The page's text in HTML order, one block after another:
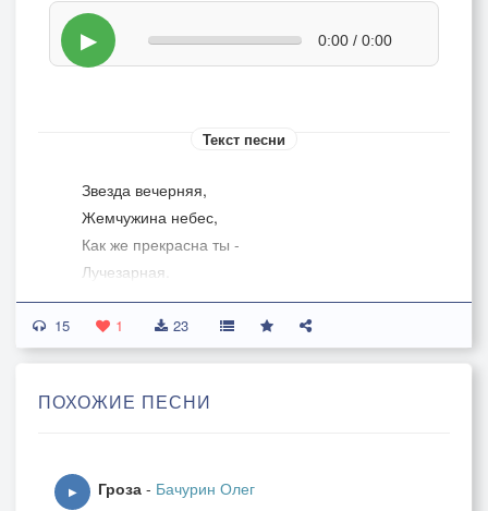
▶ 0:00 / 0:00
Текст песни
Звезда вечерняя,
Жемчужина небес,
Как же прекрасна ты -
Лучезарная.
Как горяча ты
В недрах своих,
Никого не утешишь.
15 1 23
ПОХОЖИЕ ПЕСНИ
▶ Гроза - Бачурин Олег